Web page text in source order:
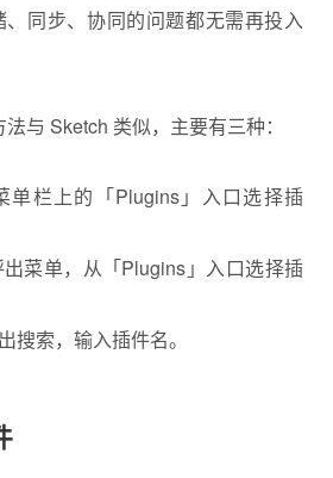
同步、协同的问题都无需再投入
与 Sketch 类似，主要有三种：
单栏上的「Plugins」入口选择插
菜单，从「Plugins」入口选择插
搜索，输入插件名。